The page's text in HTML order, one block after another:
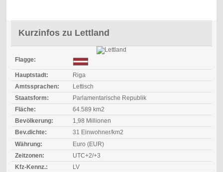
Kurzinfos zu Lettland
Flagge:
Hauptstadt:
Riga
Amtssprachen:
Lettisch
Staatsform:
Parlamentarische Republik
Fläche:
64.589 km2
Bevölkerung:
1,98 Millionen
Bev.dichte:
31 Einwohner/km2
Währung:
Euro (EUR)
Zeitzonen:
UTC+2/+3
Kfz-Kennz.:
LV